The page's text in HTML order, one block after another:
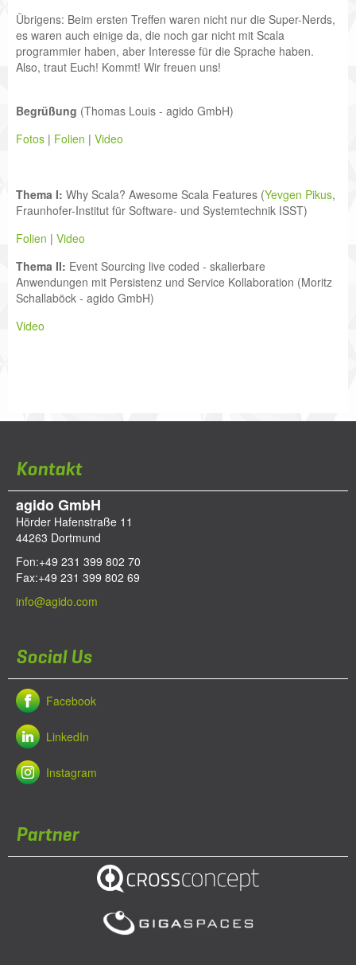
Übrigens: Beim ersten Treffen waren nicht nur die Super-Nerds,
es waren auch einige da, die noch gar nicht mit Scala
programmier haben, aber Interesse für die Sprache haben.
Also, traut Euch! Kommt! Wir freuen uns!
Begrüßung (Thomas Louis - agido GmbH)
Fotos | Folien | Video
Thema I: Why Scala? Awesome Scala Features (Yevgen Pikus,
Fraunhofer-Institut für Software- und Systemtechnik ISST)
Folien | Video
Thema II: Event Sourcing live coded - skalierbare
Anwendungen mit Persistenz und Service Kollaboration (Moritz
Schallaböck - agido GmbH)
Video
Kontakt
agido GmbH
Hörder Hafenstraße 11
44263 Dortmund
Fon:+49 231 399 802 70
Fax:+49 231 399 802 69
info@agido.com
Social Us
Facebook
LinkedIn
Instagram
Partner